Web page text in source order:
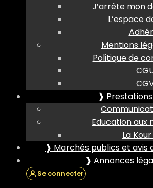
J’arrête mon
L’espace
Mentions
Politique de
❱ Prestations
Education aux
La
❱ Marchés publics et avis
❱ Annonces
Se connecter